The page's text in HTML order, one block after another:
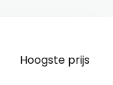
Hoogste prijs